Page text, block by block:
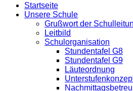
Startseite
Unsere Schule
Grußwort der
Leitbild
Schulorganisation
Stundentafel G8
Stundentafel G9
Läuteordnung